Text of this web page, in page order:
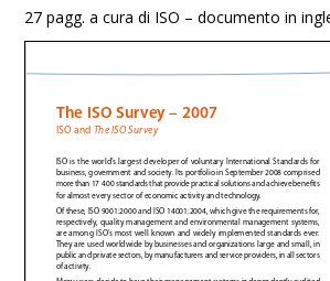
27 pagg. a cura di ISO – documento in